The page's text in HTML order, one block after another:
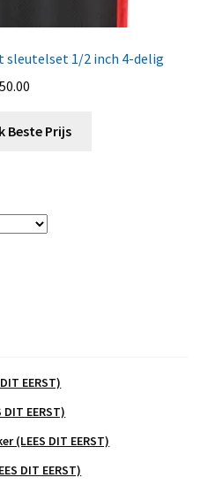
sleutelset 1/2 inch 4-delig
Beste Prijs
EERST)
EERST)
(LEES DIT EERST)
DIT EERST)